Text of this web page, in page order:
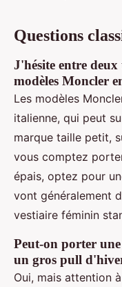
Questions
J'hésite entre
modèles Moncler
Les modèles
italienne, qui peut
marque taille petit,
vous comptez
épais, optez pour
vont généralement
vestiaire féminin
Peut-on porter
un gros pull
Oui, mais attention